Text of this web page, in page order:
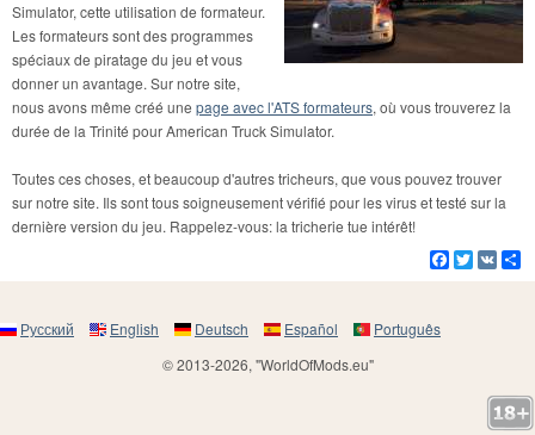
Simulator, cette utilisation de formateur.
Les formateurs sont des programmes
spéciaux de piratage du jeu et vous
donner un avantage. Sur notre site,
nous avons même créé une page avec l'ATS formateurs, où vous trouverez la
durée de la Trinité pour American Truck Simulator.
Toutes ces choses, et beaucoup d'autres tricheurs, que vous pouvez trouver
sur notre site. Ils sont tous soigneusement vérifié pour les virus et testé sur la
dernière version du jeu. Rappelez-vous: la tricherie tue intérêt!
Facebook
Twitter
VK
Русский English Deutsch Español
Português
© 2013-2026, "WorldOfMods.eu"